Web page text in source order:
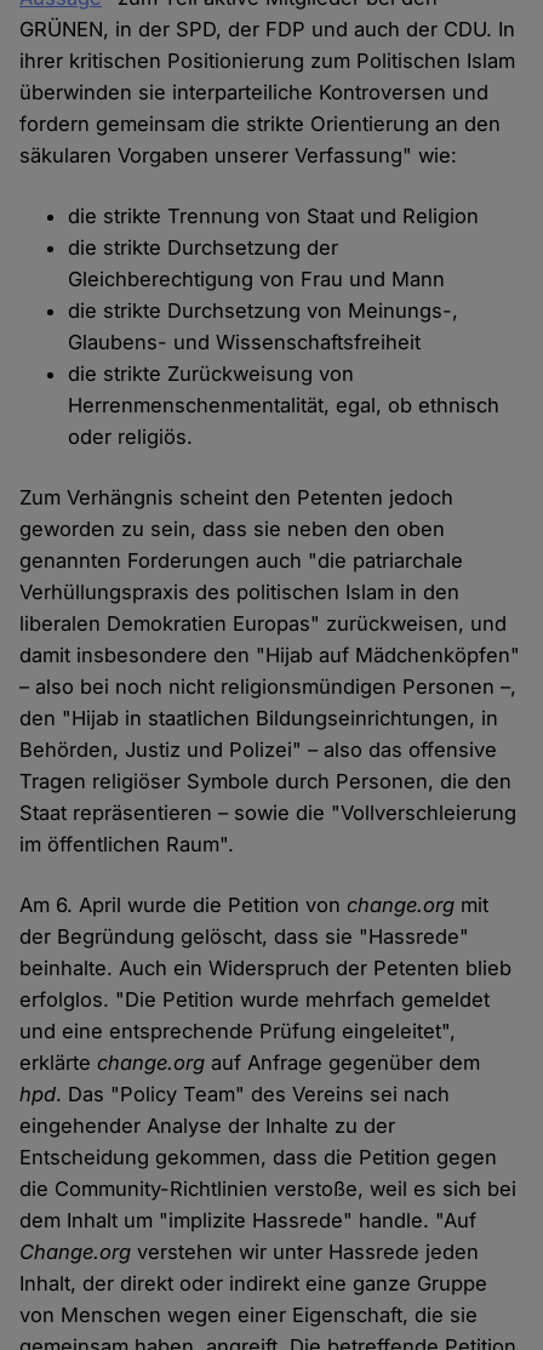
GRÜNEN, in der SPD, der FDP und auch der CDU. In
ihrer kritischen Positionierung zum Politischen Islam
überwinden sie interparteiliche Kontroversen und
fordern gemeinsam die strikte Orientierung an den
säkularen Vorgaben unserer Verfassung" wie:
die strikte Trennung von Staat und Religion
die strikte Durchsetzung der
Gleichberechtigung von Frau und Mann
die strikte Durchsetzung von Meinungs-,
Glaubens- und Wissenschaftsfreiheit
die strikte Zurückweisung von
Herrenmenschenmentalität, egal, ob ethnisch
oder religiös.
Zum Verhängnis scheint den Petenten jedoch
geworden zu sein, dass sie neben den oben
genannten Forderungen auch "die patriarchale
Verhüllungspraxis des politischen Islam in den
liberalen Demokratien Europas" zurückweisen, und
damit insbesondere den "Hijab auf Mädchenköpfen"
– also bei noch nicht religionsmündigen Personen –,
den "Hijab in staatlichen Bildungseinrichtungen, in
Behörden, Justiz und Polizei" – also das offensive
Tragen religiöser Symbole durch Personen, die den
Staat repräsentieren – sowie die "Vollverschleierung
im öffentlichen Raum".
Am 6. April wurde die Petition vonchange.org mit
der Begründung gelöscht, dass sie "Hassrede"
beinhalte. Auch ein Widerspruch der Petenten blieb
erfolglos. "Die Petition wurde mehrfach gemeldet
und eine entsprechende Prüfung eingeleitet",
erklärtechange.orgauf Anfrage gegenüber dem
hpd. Das "Policy Team" des Vereins sei nach
eingehender Analyse der Inhalte zu der
Entscheidung gekommen, dass die Petition gegen
die Community-Richtlinien verstoße, weil es sich bei
dem Inhalt um "implizite Hassrede" handle. "Auf
Change.org verstehen wir unter Hassrede jeden
Inhalt, der direkt oder indirekt eine ganze Gruppe
von Menschen wegen einer Eigenschaft, die sie